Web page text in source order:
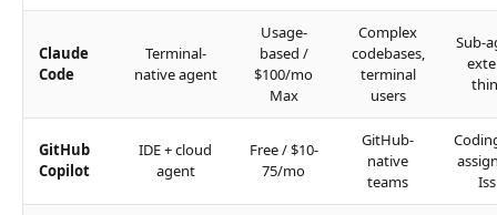
Claude
Code
Terminal-
native agent
Usage-
based /
$100/mo
Max
Complex
codebases,
terminal
users
Sub-
GitHub
Copilot
IDE + cloud
agent
Free / $10-
75/mo
GitHub-
native
teams